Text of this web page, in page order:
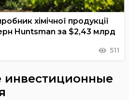
хімічної продукції
Huntsman за $2,43 млрд
511
инвестиционные